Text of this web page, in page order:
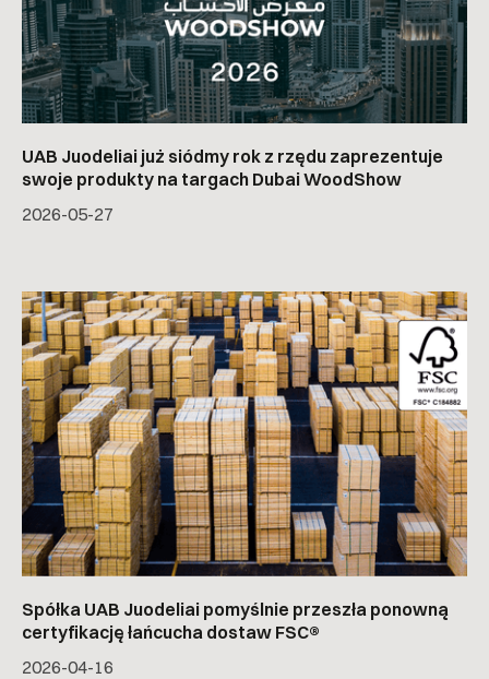
UAB Juodeliai już siódmy rok z rzędu zaprezentuje
swoje produkty na targach Dubai WoodShow
2026-05-27
Spółka UAB Juodeliai pomyślnie przeszła ponowną
certyfikację łańcucha dostaw FSC®
2026-04-16